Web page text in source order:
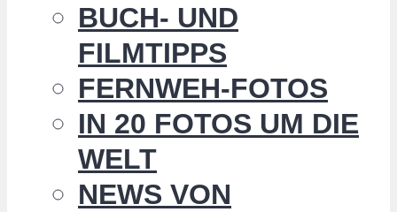
BUCH- UND
FILMTIPPS
FERNWEH-FOTOS
IN 20 FOTOS UM DIE
WELT
NEWS VON